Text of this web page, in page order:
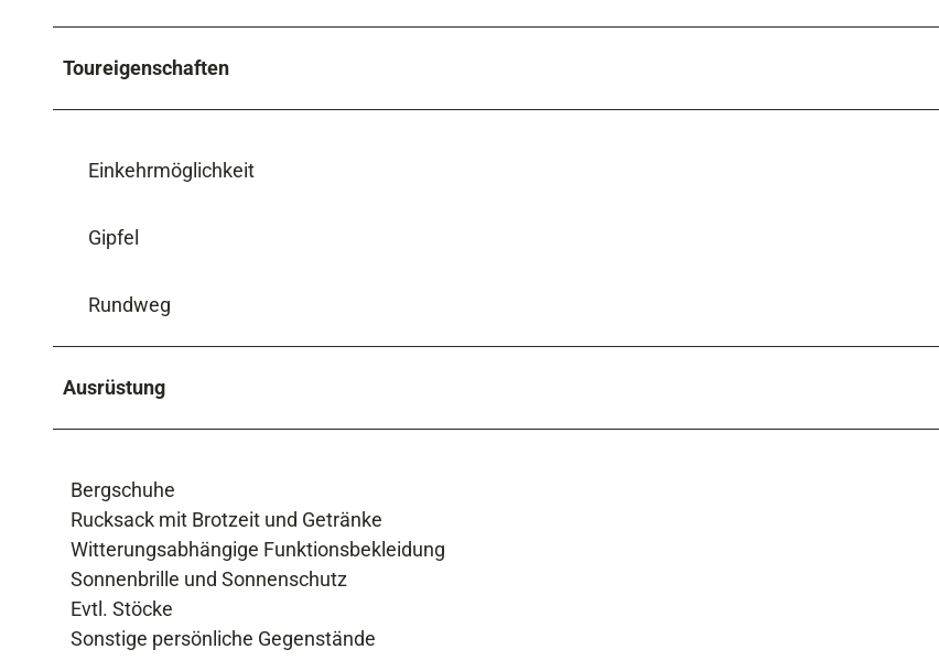
Toureigenschaften
Einkehrmöglichkeit
Gipfel
Rundweg
Ausrüstung
Bergschuhe
Rucksack mit Brotzeit und Getränke
Witterungsabhängige Funktionsbekleidung
Sonnenbrille und Sonnenschutz
Evtl. Stöcke
Sonstige persönliche Gegenstände